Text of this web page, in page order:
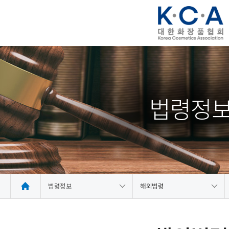
법령정
법령정보 해외법령